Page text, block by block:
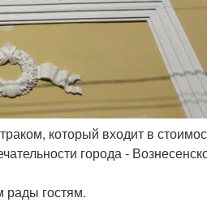
который входит в
города -
рады гостям.